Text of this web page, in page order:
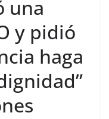
una
y pidió
haga